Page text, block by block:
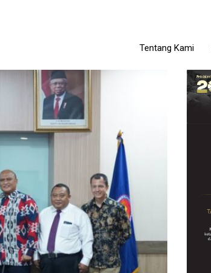
Tentang Kami